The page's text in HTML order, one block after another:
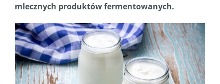
mlecznych produktów fermentowanych.